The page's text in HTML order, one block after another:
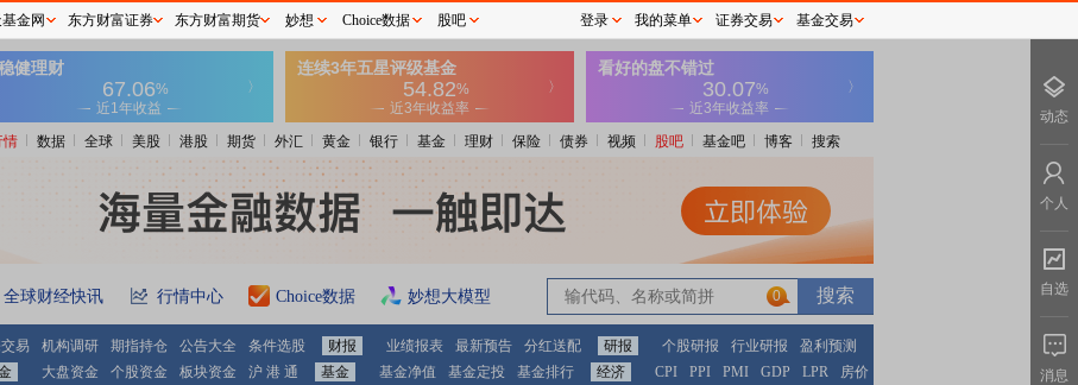
情 数据 全球 美股 港股 期货 外汇 黄金 银行 基金 理财 保险 债券 视频 股吧 基金吧 博客 搜索
全球财经快讯 行情中心 Choice数据 妙想大模型 0
易 机构调研 期指持仓 公告大全 条件选股 财报 业绩报表 最新预告 分红送配 研报 个股研报 行业研报
盈利预测
大盘资金 个股资金 板块资金 沪 港 通 基金 基金净值 基金定投 基金排行 经济 CPI PPI PMI GDP LPR 房价
金网 东方财富证券 东方财富期货 妙想 Choice数据 股吧 登录 我的菜单 证券交易 基金交易
动态
个人
自选
消息